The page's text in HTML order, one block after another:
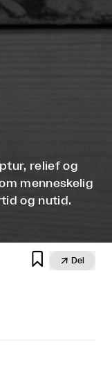
relief og
menneskelig
og nutid.
  Del